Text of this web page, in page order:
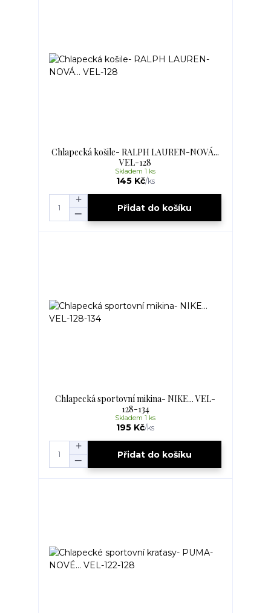
Chlapecká košile- RALPH LAUREN-NOVÁ...
VEL-128
145 Kč/ks
Skladem 1 ks
Přidat do košíku
Chlapecká sportovní mikina- NIKE... VEL-
128-134
195 Kč/ks
Skladem 1 ks
Přidat do košíku